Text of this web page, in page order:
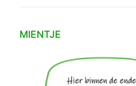
MIENTJE